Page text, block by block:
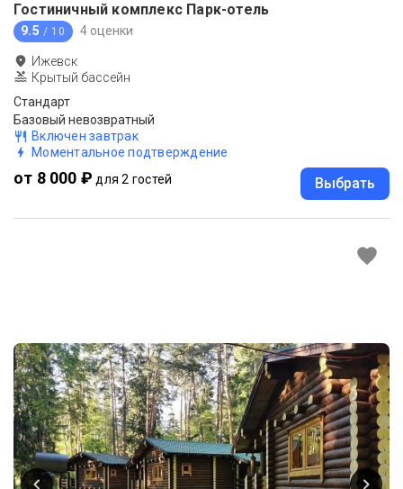
Гостиничный комплекс Парк-отель
9.5 / 10 4 оценки
Ижевск
Крытый бассейн
Стандарт
Базовый невозвратный
Включен завтрак
Моментальное подтверждение
от 8 000 ₽ для 2 гостей Выбрать